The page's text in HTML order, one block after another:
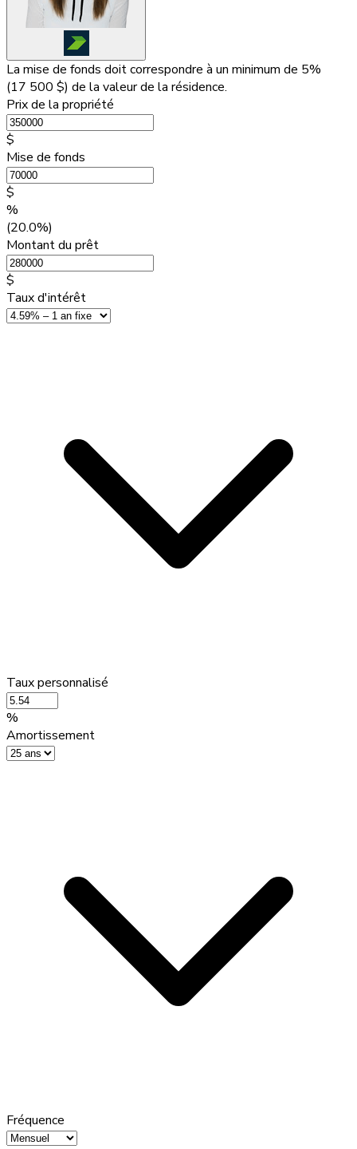
La mise de fonds doit correspondre à un minimum de 5%
(17 500 $) de la valeur de la résidence.
Prix de la propriété
$
Mise de fonds
$
%
(20.0%)
Montant du prêt
$
Taux d'intérêt
Taux personnalisé
%
Amortissement
Fréquence